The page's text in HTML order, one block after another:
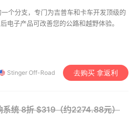
分支，专门为吉普车和卡车开发顶级的
电子产品可改善您的公路和越野体验。
Stinger Off-Road 去购买 拿返利
系统8折 $319（约2274.88元）
除了面膜，我还薅到面霜、粉底液、润肤
乳、安睡裤等等